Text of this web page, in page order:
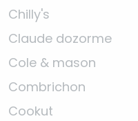
Chilly's
Claude dozorme
Cole & mason
Combrichon
Cookut